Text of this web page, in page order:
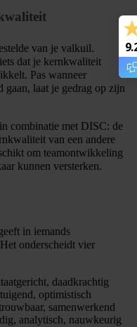
van je valkuil.
dat je kernkwaliteit
Pas wanneer
laat je gedrag op zijn
combinatie met DISC: de
van een andere
om teamontwikkeling
kunnen versterken.
in iemands
onderscheidt vier
daadkrachtig
optimistisch
samenwerkend
analytisch, nauwkeurig